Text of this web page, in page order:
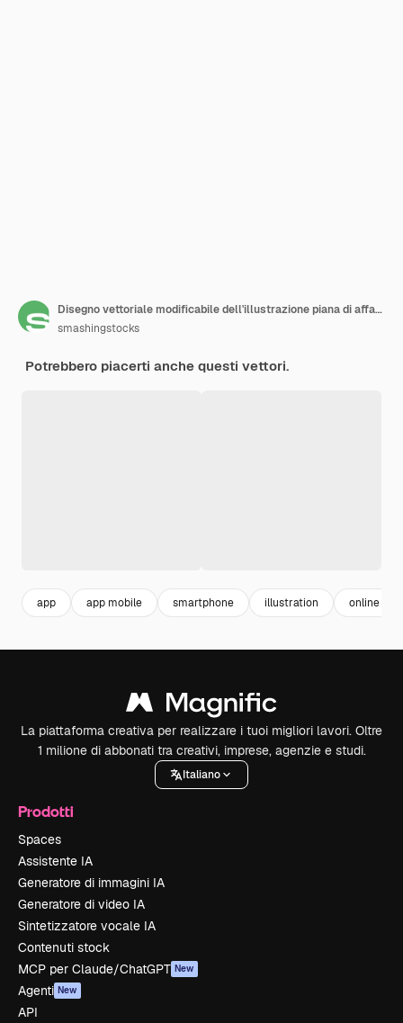
Disegno vettoriale modificabile dell'illustrazione piana di affari virtuali
smashingstocks
Potrebbero piacerti anche questi vettori.
app app mobile smartphone illustration online
La piattaforma creativa per realizzare i tuoi migliori lavori. Oltre
1 milione di abbonati tra creativi, imprese, agenzie e studi.
Italiano
Prodotti
Spaces
Assistente IA
Generatore di immagini IA
Generatore di video IA
Sintetizzatore vocale IA
Contenuti stock
MCP per Claude/ChatGPT New
Agenti New
API